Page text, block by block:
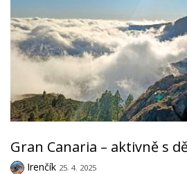
Gran Canaria – aktivně s
Irenčík 25. 4. 2025